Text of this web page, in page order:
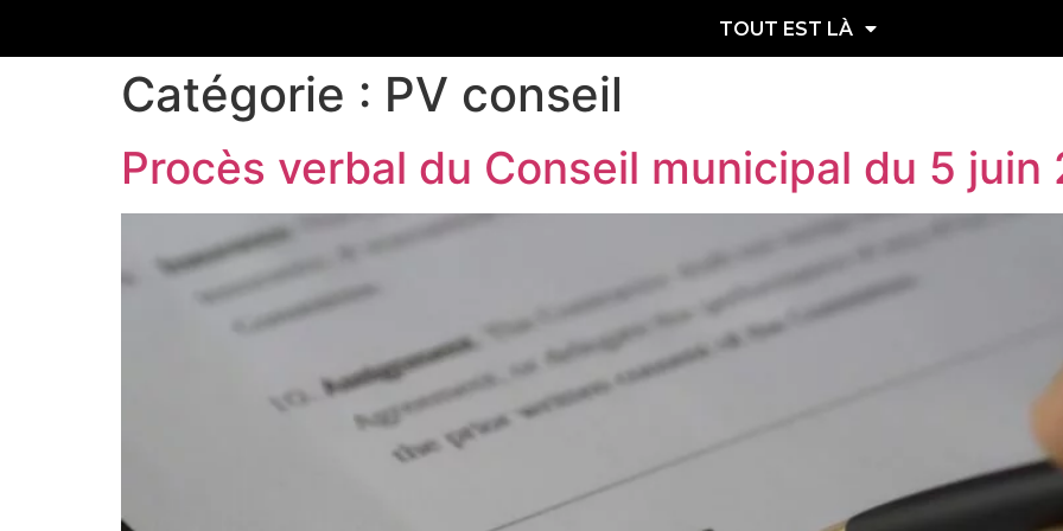
TOUT EST LÀ
Catégorie : PV conseil
Procès verbal du Conseil municipal du 5 juin